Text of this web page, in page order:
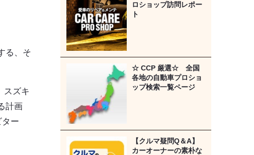
る、そ
スズキ
計画
ー
ロショップ訪問レポー
ト
☆ CCP 厳選☆ 全国
各地の自動車プロショ
ップ検索一覧ページ
【クルマ疑問Q＆A】
カーオーナーの素朴な